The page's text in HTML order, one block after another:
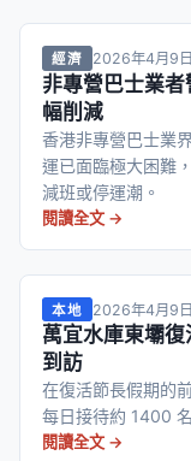
經濟 2026年4月9日
非專營巴士業
幅削減
香港非專營巴士業
運已面臨極大困難
減班或停運潮。
閱讀全文 →
本地 2026年4月9日
萬宜水庫東壩
到訪
在復活節長假期的
每日接待約 1400
閱讀全文 →